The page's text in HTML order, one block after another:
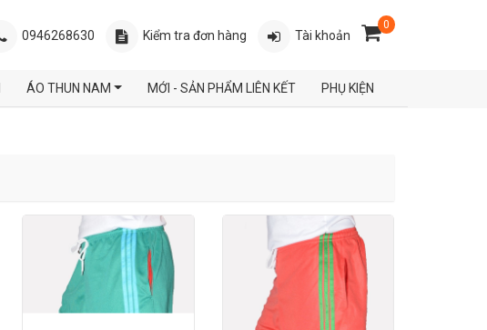
0946268630 Kiểm tra đơn hàng Tài khoản
0
ÁO THUN NAM MỚI - SẢN PHẨM LIÊN KẾT PHỤ KIỆN